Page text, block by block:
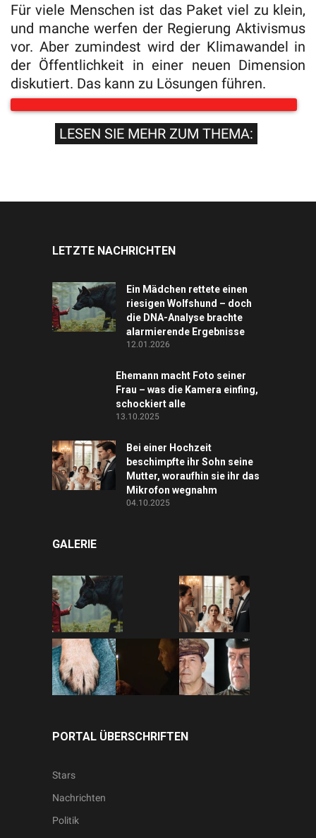
Für viele Menschen ist das Paket viel zu klein,
und manche werfen der Regierung Aktivismus
vor. Aber zumindest wird der Klimawandel in
der Öffentlichkeit in einer neuen Dimension
diskutiert. Das kann zu Lösungen führen.
LESEN SIE MEHR ZUM THEMA:
LETZTE NACHRICHTEN
Ein Mädchen rettete einen
riesigen Wolfshund – doch
die DNA-Analyse brachte
alarmierende Ergebnisse
12.01.2026
Ehemann macht Foto seiner
Frau – was die Kamera einfing,
schockiert alle
13.10.2025
Bei einer Hochzeit
beschimpfte ihr Sohn seine
Mutter, woraufhin sie ihr das
Mikrofon wegnahm
04.10.2025
GALERIE
PORTAL ÜBERSCHRIFTEN
Stars
Nachrichten
Politik